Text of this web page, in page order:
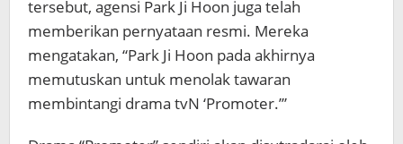
tersebut, agensi Park Ji Hoon juga telah
memberikan pernyataan resmi. Mereka
mengatakan, “Park Ji Hoon pada akhirnya
memutuskan untuk menolak tawaran
membintangi drama tvN ‘Promoter.’”